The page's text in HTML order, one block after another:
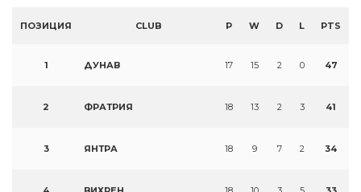
ПОЗИЦИЯ CLUB P W D L PTS
1 ДУНАВ 17 15 2 0 47
2 ФРАТРИЯ 18 13 2 3 41
3 ЯНТРА 18 9 7 2 34